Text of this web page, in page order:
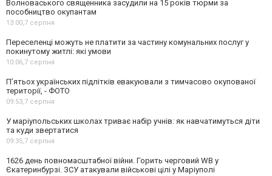
Волноваського священника засудили на 15 років тюрми за
пособництво окупантам
13:00,7 серпня
Переселенці можуть не платити за частину комунальних послуг у
покинутому житлі: які умови
10:06,7 серпня
П’ятьох українських підлітків евакуювали з тимчасово окупованої
території, - ФОТО
09:53,7 серпня
У маріупольських школах триває набір учнів: як навчатимуться діти
та куди звертатися
09:35,7 серпня
1626 день повномасштабної війни. Горить черговий WB у
Єкатеринбурзі. ЗСУ атакували військові цілі у Маріуполі